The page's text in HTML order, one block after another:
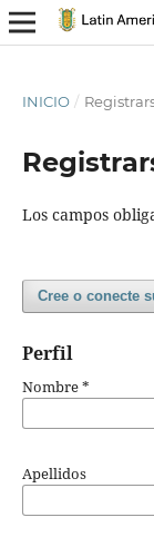
INICIO /
Los campos
Cree o conecte
Perfil
Nombre*
Apellidos